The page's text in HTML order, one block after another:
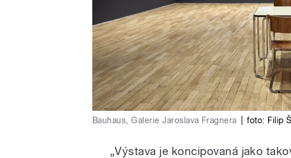
Bauhaus, Galerie Jaroslava Fragnera foto: Filip
„Výstava je koncipovaná jako